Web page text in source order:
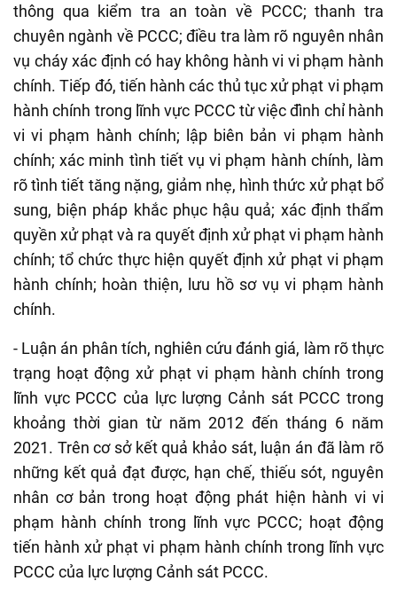
thông qua kiểm tra an toàn về PCCC; thanh tra
chuyên ngành về PCCC; điều tra làm rõ nguyên nhân
vụ cháy xác định có hay không hành vi vi phạm hành
chính. Tiếp đó, tiến hành các thủ tục xử phạt vi phạm
hành chính trong lĩnh vực PCCC từ việc đình chỉ hành
vi vi phạm hành chính; lập biên bản vi phạm hành
chính; xác minh tình tiết vụ vi phạm hành chính, làm
rõ tình tiết tăng nặng, giảm nhẹ, hình thức xử phạt bổ
sung, biện pháp khắc phục hậu quả; xác định thẩm
quyền xử phạt và ra quyết định xử phạt vi phạm hành
chính; tổ chức thực hiện quyết định xử phạt vi phạm
hành chính; hoàn thiện, lưu hồ sơ vụ vi phạm hành
chính.
- Luận án phân tích, nghiên cứu đánh giá, làm rõ thực
trạng hoạt động xử phạt vi phạm hành chính trong
lĩnh vực PCCC của lực lượng Cảnh sát PCCC trong
khoảng thời gian từ năm 2012 đến tháng 6 năm
2021. Trên cơ sở kết quả khảo sát, luận án đã làm rõ
những kết quả đạt được, hạn chế, thiếu sót, nguyên
nhân cơ bản trong hoạt động phát hiện hành vi vi
phạm hành chính trong lĩnh vực PCCC; hoạt động
tiến hành xử phạt vi phạm hành chính trong lĩnh vực
PCCC của lực lượng Cảnh sát PCCC.